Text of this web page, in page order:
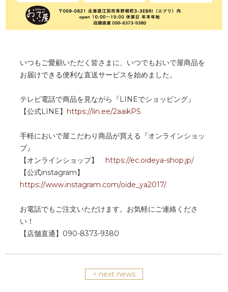
いつもご愛顧いただく皆さまに、いつでもおいで屋商品を
お届けできる便利な直送サービスを始めました。
テレビ電話で商品を見ながら『LINEでショッピング』
【公式LINE】 https://lin.ee/2aaikPS
手軽においで屋こだわり商品が買える『オンラインショッ
プ』
【オンラインショップ】 https://ec.oideya-shop.jp/
【公式instagram】
https://www.instagram.com/oide_ya2017/
お電話でもご注文いただけます。お気軽にご連絡くださ
い！
【店舗直通】090-8373-9380
< next news